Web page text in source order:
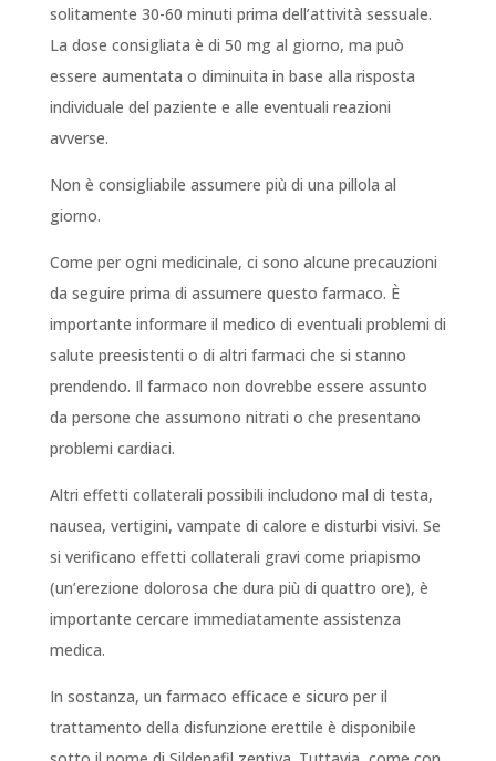
solitamente 30-60 minuti prima dell’attività sessuale.
La dose consigliata è di 50 mg al giorno, ma può
essere aumentata o diminuita in base alla risposta
individuale del paziente e alle eventuali reazioni
avverse.
Non è consigliabile assumere più di una pillola al
giorno.
Come per ogni medicinale, ci sono alcune precauzioni
da seguire prima di assumere questo farmaco. È
importante informare il medico di eventuali problemi di
salute preesistenti o di altri farmaci che si stanno
prendendo. Il farmaco non dovrebbe essere assunto
da persone che assumono nitrati o che presentano
problemi cardiaci.
Altri effetti collaterali possibili includono mal di testa,
nausea, vertigini, vampate di calore e disturbi visivi. Se
si verificano effetti collaterali gravi come priapismo
(un’erezione dolorosa che dura più di quattro ore), è
importante cercare immediatamente assistenza
medica.
In sostanza, un farmaco efficace e sicuro per il
trattamento della disfunzione erettile è disponibile